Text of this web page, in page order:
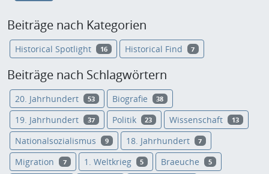
Beiträge nach Kategorien
Historical Spotlight 16 Historical Find 7
Beiträge nach Schlagwörtern
20. Jahrhundert 53 Biografie 38
19. Jahrhundert 37 Politik 23 Wissenschaft 13
Nationalsozialismus 9 18. Jahrhundert 7
Migration 7 1. Weltkrieg 5 Braeuche 5